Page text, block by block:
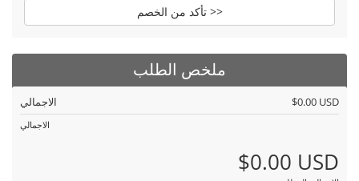
تأكد من الخصم >>
ملخص الطلب
الاجمالي $0.00 USD
الاجمالي
$0.00 USD